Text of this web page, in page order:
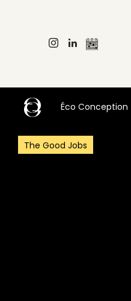
Éco Conception
The Good Jobs